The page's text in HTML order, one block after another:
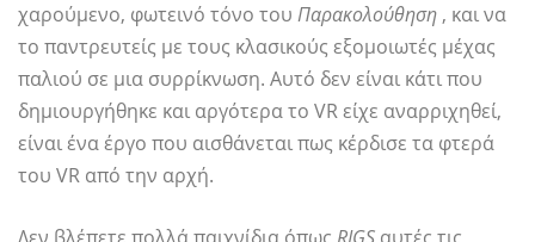
χαρούμενο, φωτεινό τόνο του Παρακολούθηση , και να
το παντρευτείς με τους κλασικούς εξομοιωτές μέχας
παλιού σε μια συρρίκνωση. Αυτό δεν είναι κάτι που
δημιουργήθηκε και αργότερα το VR είχε αναρριχηθεί,
είναι ένα έργο που αισθάνεται πως κέρδισε τα φτερά
του VR από την αρχή.